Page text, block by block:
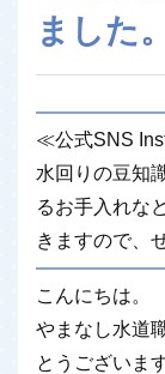
ました。
≪公式SNS
水回りの豆知
るお手入れな
きますので、
こんにちは。
やまなし水道
とうございます